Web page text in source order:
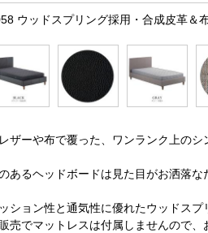
ウッドスプリング採用・合成皮革＆
ザーや布で覆った、ワンランク上のシ
あるヘッドボードは見た目がお洒落
ション性と通気性に優れたウッドス
売でマットレスは付属しませんので